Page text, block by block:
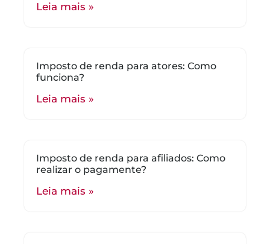
Leia mais »
Imposto de renda para atores: Como
funciona?
Leia mais »
Imposto de renda para afiliados: Como
realizar o pagamente?
Leia mais »